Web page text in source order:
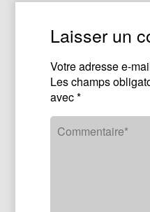
Laisser un
Votre adresse e-
Les champs
avec*